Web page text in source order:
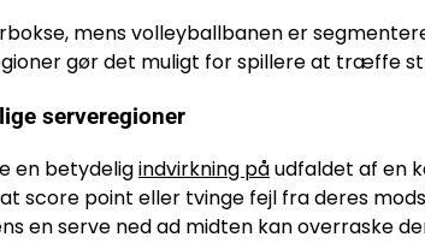
mens volleyballbanen er
gør det muligt for spillere at træffe
serveregioner
en betydeligindvirkning påudfaldet af en
score point eller tvinge fejl fra deres
en serve ned ad midten kan overraske